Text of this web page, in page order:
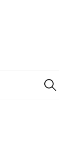
Suchen
nach: